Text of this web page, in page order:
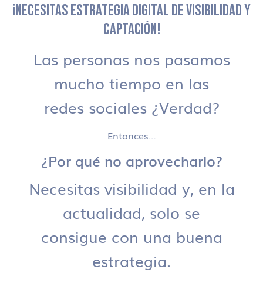
¡NECESITAS ESTRATEGIA DIGITAL DE VISIBILIDAD Y
CAPTACIÓN!
Las personas nos pasamos
mucho tiempo en las
redes sociales ¿Verdad?
Entonces…
¿Por qué no aprovecharlo?
Necesitas visibilidad y, en la
actualidad, solo se
consigue con una buena
estrategia.